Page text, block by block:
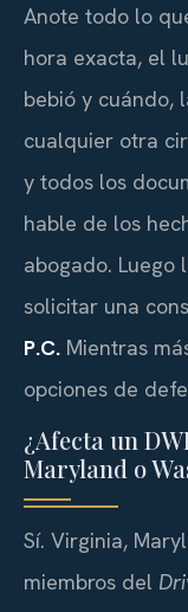
Anote todo lo
hora exacta, el
bebió y cuándo,
cualquier otra
y todos los
hable de los
abogado. Luego
solicitar una
P.C. Mientras
opciones de
¿Afecta un
Maryland o
Sí. Virginia,
miembros del